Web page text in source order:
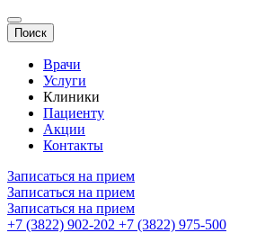
Поиск
Врачи
Услуги
Клиники
Пациенту
Акции
Контакты
Записаться на прием
Записаться на прием
Записаться на прием
+7 (3822) 902-202 +7 (3822) 975-500